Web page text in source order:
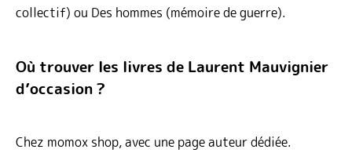
collectif) ou Des hommes (mémoire de guerre).
Où trouver les livres de Laurent Mauvignier
d’occasion ?
Chez momox shop, avec une page auteur dédiée.